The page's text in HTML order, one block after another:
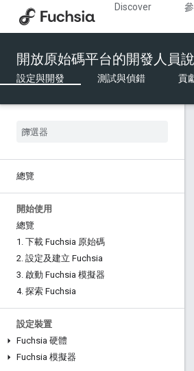
Discover
開放原始碼平台的開發人員
設定與開發 測試與偵錯 貢
總覽
開始使用
總覽
1 . 下載 Fuchsia 原始碼
2. 設定及建立 Fuchsia
3. 啟動 Fuchsia 模擬器
4. 探索 Fuchsia
設定裝置
Fuchsia 硬體
Fuchsia 模擬器